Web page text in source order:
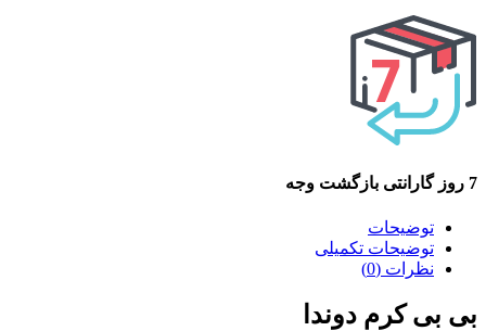
7 روز گارانتی بازگشت وجه
توضیحات
توضیحات تکمیلی
نظرات (0)
بی بی کرم دوندا